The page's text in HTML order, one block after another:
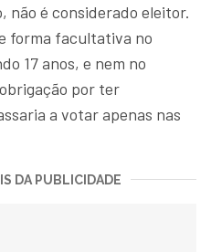
é considerado eleitor.
forma facultativa no
17 anos, e nem no
por ter
a votar apenas nas
DA PUBLICIDADE